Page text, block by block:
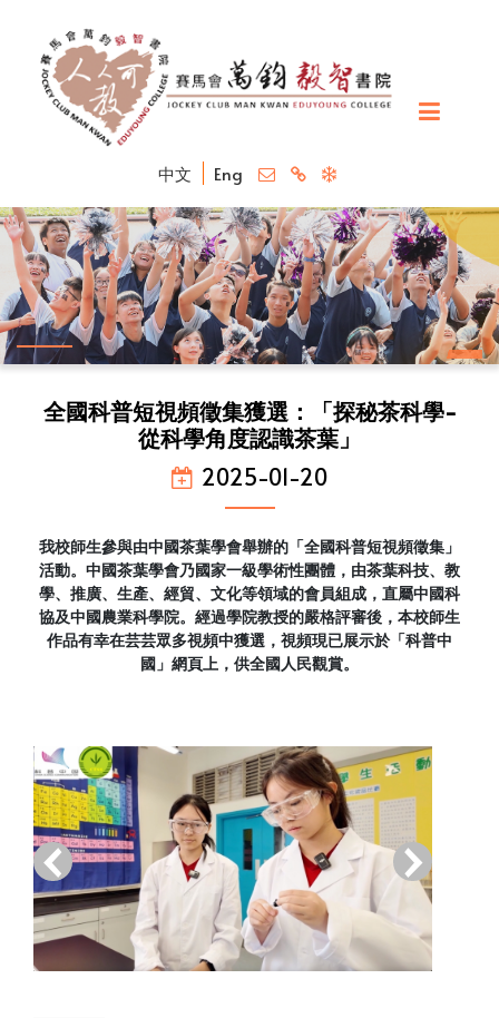
中文 Eng
全國科普短視頻徵集獲選：「探秘茶科學-
從科學角度認識茶葉」
2025-01-20
我校師生參與由中國茶葉學會舉辦的「全國科普短視頻徵集」
活動。中國茶葉學會乃國家一級學術性團體，由茶葉科技、教
學、推廣、生產、經貿、文化等領域的會員組成，直屬中國科
協及中國農業科學院。經過學院教授的嚴格評審後，本校師生
作品有幸在芸芸眾多視頻中獲選，視頻現已展示於「科普中
國」網頁上，供全國人民觀賞。
‹ ›